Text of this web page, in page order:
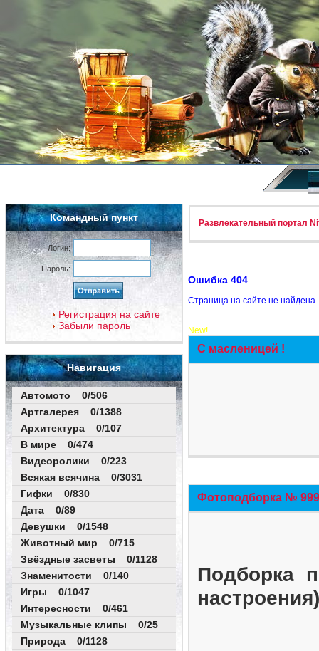
Командный пункт
Логин:
Пароль:
Регистрация на сайте
Забыли пароль
Навигация
Автомото 0/506
Артгалерея 0/1388
Архитектура 0/107
В мире 0/474
Видеоролики 0/223
Всякая всячина 0/3031
Гифки 0/830
Дата 0/89
Девушки 0/1548
Животный мир 0/715
Звёздные засветы 0/1128
Знаменитости 0/140
Игры 0/1047
Интересности 0/461
Музыкальные клипы 0/25
Природа 0/1128
Развлекательный портал
Ошибка 404
Страница на сайте не
New!
С масленицей !
Фотоподборка №
Подборка